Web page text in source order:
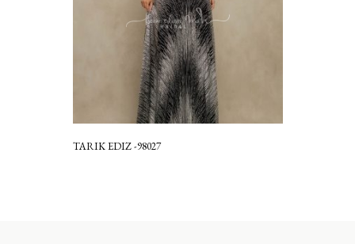
TARIK EDIZ -98027